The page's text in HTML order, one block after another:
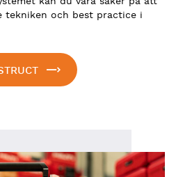
tekniken och best practice i